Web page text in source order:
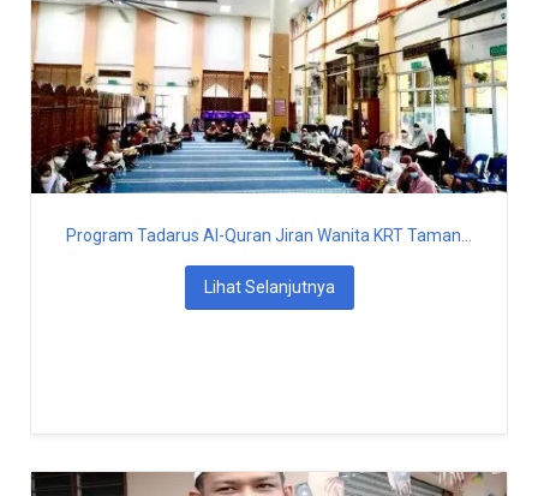
Program Tadarus Al-Quran Jiran Wanita KRT Taman...
Lihat Selanjutnya